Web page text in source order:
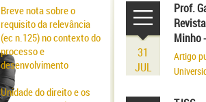
Breve nota sobre o
requisito da relevância
(ec n.125) no contexto do
processo e
desenvolvimento
Unidade do direito e os
31
JUL
Prof.
Minho
Artigo